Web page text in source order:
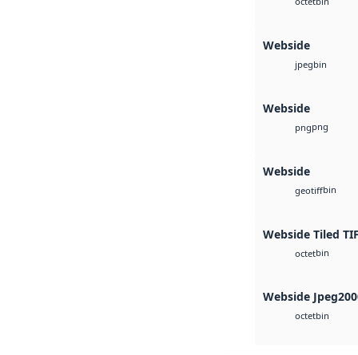
Webside
jpegbin
Webside
pngpng
Webside
geotiffbin
Webside Tiled
octetbin
Webside
octetbin